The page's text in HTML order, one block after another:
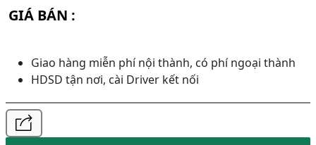
GIÁ BÁN :
Giao hàng miễn phí nội thành, có phí ngoại thành
HDSD tận nơi, cài Driver kết nối